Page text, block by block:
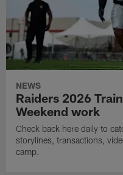
NEWS
Raiders 2026
Weekend work
Check back here daily to
storylines, transactions,
camp.